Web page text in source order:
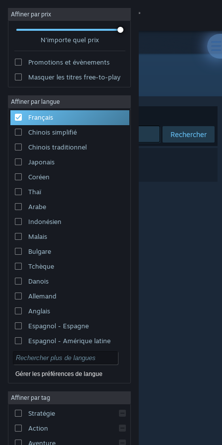
Se connecter
Magasin
À propos
Support
Changer la langue
Télécharger l'application mobile Steam
Voir version ordi. du site
© Valve Corporation. Tous droits réservés. Toutes les
titulaires aux États-Unis et dans d'autres pays.
Accessibilité
Remboursements
Affiner par prix
N'importe quel prix
Promotions et évènements
Masquer les titres free-to-play
Affiner par langue
Français
Chinois simplifié
Chinois traditionnel
Japonais
Coréen
Thaï
Arabe
Indonésien
Malais
Bulgare
Tchèque
Danois
Allemand
Anglais
Espagnol - Espagne
Espagnol - Amérique latine
Gérer les préférences de langue
Affiner par tag
Stratégie
Action
Aventure
"Sex with Hitler"
Trier par Pertinence
Rechercher
Voulez-vous dire «